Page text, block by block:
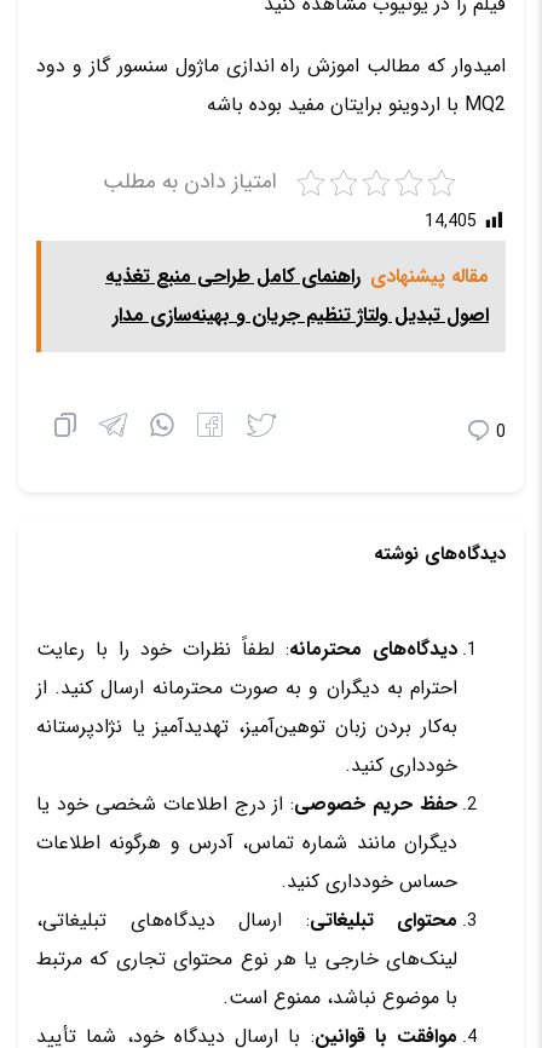
امیدوار که مطالب اموزش راه اندازی ماژول سنسور گاز و دود
MQ2 با اردوینو برایتان مفید بوده باشه
امتیاز دادن به مطلب
14,405
مقاله پیشنهادی راهنمای کامل طراحی منبع تغذیه
اصول تبدیل ولتاژ تنظیم جریان و بهینه‌سازی مدار
0
دیدگاه‌های نوشته
دیدگاه‌های محترمانه: لطفاً نظرات خود را با رعایت
احترام به دیگران و به صورت محترمانه ارسال کنید. از
به‌کار بردن زبان توهین‌آمیز، تهدیدآمیز یا نژادپرستانه
خودداری کنید.
حفظ حریم خصوصی: از درج اطلاعات شخصی خود یا
دیگران مانند شماره تماس، آدرس و هرگونه اطلاعات
حساس خودداری کنید.
محتوای تبلیغاتی: ارسال دیدگاه‌های تبلیغاتی،
لینک‌های خارجی یا هر نوع محتوای تجاری که مرتبط
با موضوع نباشد، ممنوع است.
موافقت با قوانین: با ارسال دیدگاه خود، شما تأیید